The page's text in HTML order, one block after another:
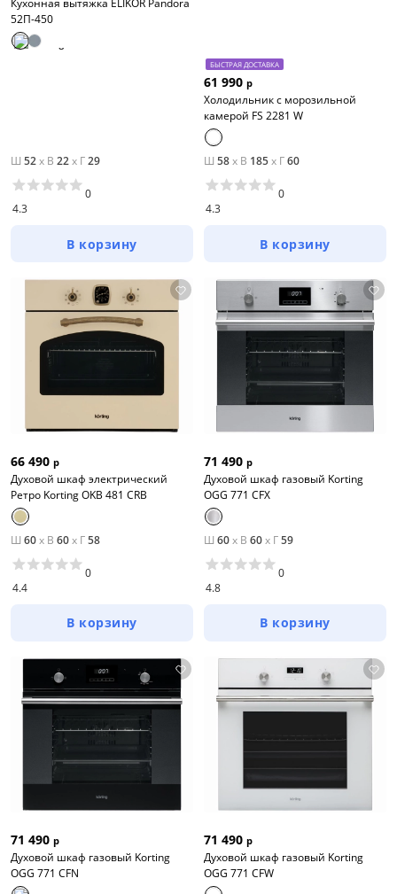
Кухонная вытяжка ELIKOR Pandora
52П-450
Ш 52x В 22x Г29
4.3
0
В корзину
БЫСТРАЯ ДОСТАВКА
61 990 р
Холодильник с морозильной
камерой FS 2281 W
Ш 58x В 185x Г60
4.3
0
В корзину
66 490 р
Духовой шкаф электрический
Ретро Korting OKB 481 CRB
Ш 60x В 60x Г58
4.4
0
В корзину
71 490 р
Духовой шкаф газовый Korting
OGG 771 CFX
Ш 60x В 60x Г59
4.8
0
В корзину
71 490 р
Духовой шкаф газовый Korting
OGG 771 CFN
71 490 р
Духовой шкаф газовый Korting
OGG 771 CFW